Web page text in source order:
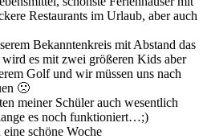
Restaurants im Urlaub, aber auch
Bekanntenkreis mit Abstand das
es mit zwei größeren Kids aber
Golf und wir müssen uns nach
🙁
meiner Schüler auch wesentlich
es noch funktioniert…;)
schöne Woche